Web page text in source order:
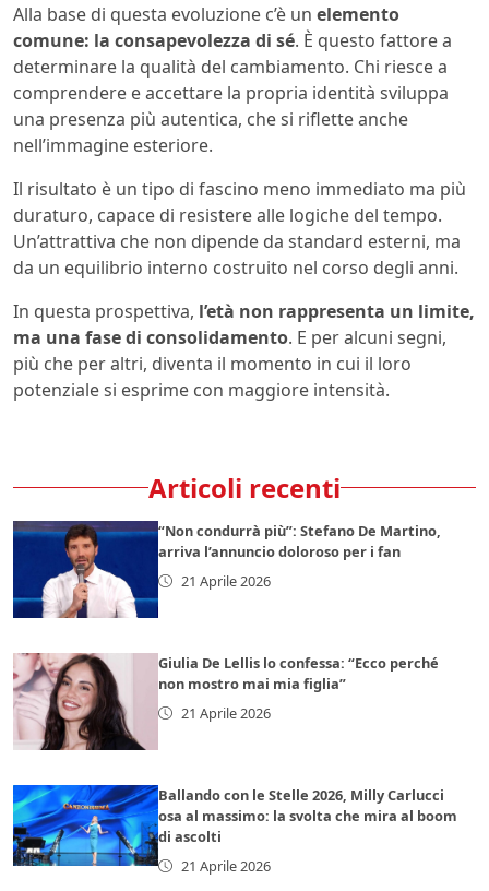
Alla base di questa evoluzione c’è un elemento
comune: la consapevolezza di sé. È questo fattore a
determinare la qualità del cambiamento. Chi riesce a
comprendere e accettare la propria identità sviluppa
una presenza più autentica, che si riflette anche
nell’immagine esteriore.
Il risultato è un tipo di fascino meno immediato ma più
duraturo, capace di resistere alle logiche del tempo.
Un’attrattiva che non dipende da standard esterni, ma
da un equilibrio interno costruito nel corso degli anni.
In questa prospettiva, l’età non rappresenta un limite,
ma una fase di consolidamento. E per alcuni segni,
più che per altri, diventa il momento in cui il loro
potenziale si esprime con maggiore intensità.
Articoli recenti
“Non condurrà più”: Stefano De Martino,
arriva l’annuncio doloroso per i fan
21 Aprile 2026
Giulia De Lellis lo confessa: “Ecco perché
non mostro mai mia figlia”
21 Aprile 2026
Ballando con le Stelle 2026, Milly Carlucci
osa al massimo: la svolta che mira al boom
di ascolti
21 Aprile 2026